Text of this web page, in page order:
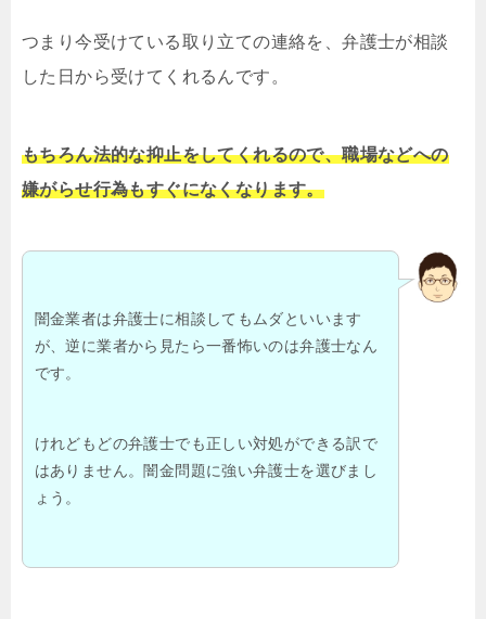
つまり今受けている取り立ての連絡を、弁護士が相談
した日から受けてくれるんです。
もちろん法的な抑止をしてくれるので、職場などへの
嫌がらせ行為もすぐになくなります。
闇金業者は弁護士に相談してもムダといいます
が、逆に業者から見たら一番怖いのは弁護士なん
です。
けれどもどの弁護士でも正しい対処ができる訳で
はありません。闇金問題に強い弁護士を選びまし
ょう。